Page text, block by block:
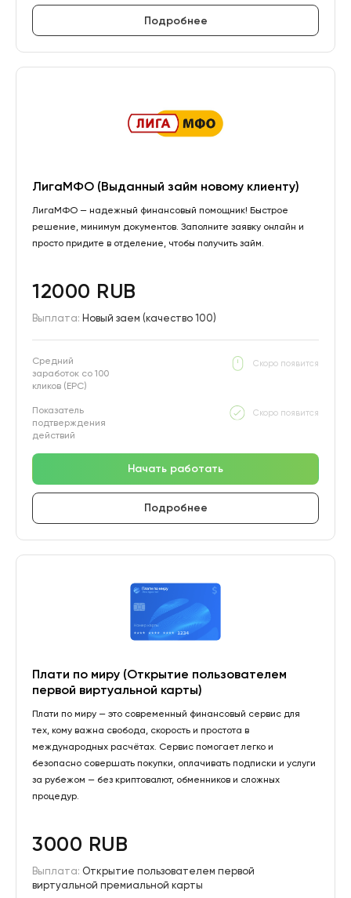
Подробнее
ЛигаМФО (Выданный займ новому клиенту)
ЛигаМФО — надежный финансовый помощник! Быстрое
решение, минимум документов. Заполните заявку онлайн и
просто придите в отделение, чтобы получить займ.
12000 RUB
Выплата: Новый заем (качество 100)
Средний
заработок со 100
кликов (EPC)
Скоро появится
Показатель
подтверждения
действий
Скоро появится
Начать работать
Подробнее
Плати по миру (Открытие пользователем
первой виртуальной карты)
Плати по миру — это современный финансовый сервис для
тех, кому важна свобода, скорость и простота в
международных расчётах. Сервис помогает легко и
безопасно совершать покупки, оплачивать подписки и услуги
за рубежом — без криптовалют, обменников и сложных
процедур.
3000 RUB
Выплата: Открытие пользователем первой
виртуальной премиальной карты